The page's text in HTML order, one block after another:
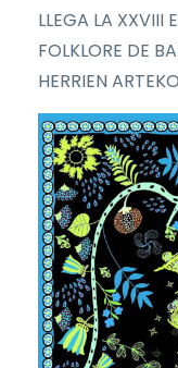
LLEGA LA XXVIII
FOLKLORE DE
HERRIEN